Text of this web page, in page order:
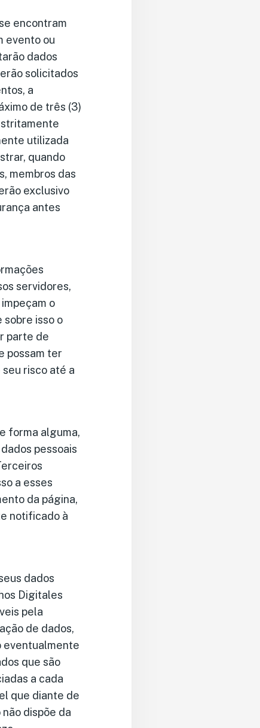
encontram
evento ou
dados
solicitados
a
de três (3)
utilizada
quando
membros das
exclusivo
antes
servidores,
o
sobre isso o
parte de
possam ter
risco até a
forma alguma,
pessoais
a esses
da página,
notificado à
dados
Digitales
pela
de dados,
eventualmente
que são
a cada
que diante de
dispõe da